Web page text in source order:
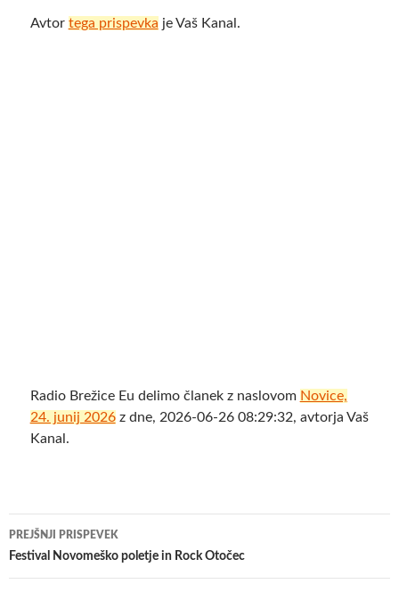
Avtor tega prispevka je Vaš Kanal.
Radio Brežice Eu delimo članek z naslovom Novice,
24. junij 2026z dne, 2026-06-26 08:29:32, avtorja Vaš
Kanal.
Krmarjenje
po
PREJŠNJI PRISPEVEK
Festival Novomeško poletje in Rock Otočec